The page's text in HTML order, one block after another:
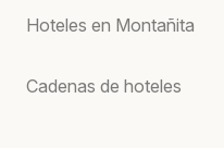
Hoteles en Montañita
Cadenas de hoteles